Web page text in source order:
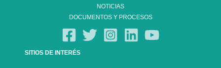
NOTICIAS
DOCUMENTOS Y PROCESOS
SITIOS DE INTERÉS